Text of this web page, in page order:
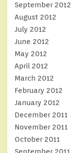
September 2012
August 2012
July 2012
June 2012
May 2012
April 2012
March 2012
February 2012
January 2012
December 2011
November 2011
October 2011